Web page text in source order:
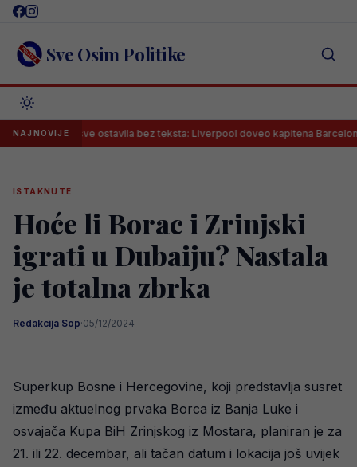
Skip
content Sve Osim Politike
NAJNOVIJE
je sve ostavila bez teksta: Liverpool doveo kapitena Barcelone!
ISTAKNUTE
Hoće li Borac i Zrinjski
igrati u Dubaiju? Nastala
je totalna zbrka
Redakcija Sop·05/12/2024
Superkup Bosne i Hercegovine, koji predstavlja susret
između aktuelnog prvaka Borca iz Banja Luke i
osvajača Kupa BiH Zrinjskog iz Mostara, planiran je za
21. ili 22. decembar, ali tačan datum i lokacija još uvijek